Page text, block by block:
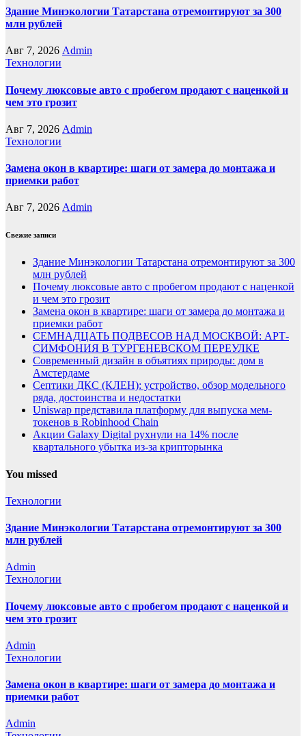
Здание Минэкологии Татарстана отремонтируют за 300
млн рублей
Авг 7, 2026 Admin
Технологии
Почему люксовые авто с пробегом продают с наценкой и
чем это грозит
Авг 7, 2026 Admin
Технологии
Замена окон в квартире: шаги от замера до монтажа и
приемки работ
Авг 7, 2026 Admin
Свежие записи
Здание Минэкологии Татарстана отремонтируют за 300
млн рублей
Почему люксовые авто с пробегом продают с наценкой
и чем это грозит
Замена окон в квартире: шаги от замера до монтажа и
приемки работ
СЕМНАДЦАТЬ ПОДВЕСОВ НАД МОСКВОЙ: АРТ-
СИМФОНИЯ В ТУРГЕНЕВСКОМ ПЕРЕУЛКЕ
Современный дизайн в объятиях природы: дом в
Амстердаме
Септики ДКС (КЛЕН): устройство, обзор модельного
ряда, достоинства и недостатки
Uniswap представила платформу для выпуска мем-
токенов в Robinhood Chain
Акции Galaxy Digital рухнули на 14% после
квартального убытка из-за крипторынка
You missed
Технологии
Здание Минэкологии Татарстана отремонтируют за 300
млн рублей
Admin
Технологии
Почему люксовые авто с пробегом продают с наценкой и
чем это грозит
Admin
Технологии
Замена окон в квартире: шаги от замера до монтажа и
приемки работ
Admin